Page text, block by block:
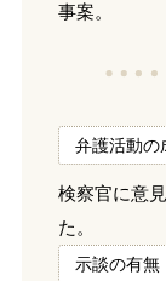
事案。
弁護活動の
検察官に意
た。
示談の有無